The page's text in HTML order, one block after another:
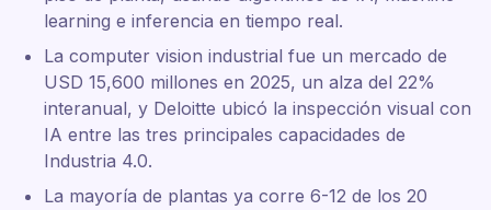
learning e inferencia en tiempo real.
La computer vision industrial fue un mercado de
USD 15,600 millones en 2025, un alza del 22%
interanual, y Deloitte ubicó la inspección visual con
IA entre las tres principales capacidades de
Industria 4.0.
La mayoría de plantas ya corre 6-12 de los 20